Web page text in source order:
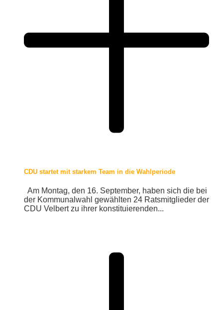
CDU startet mit starkem Team in die Wahlperiode
Am Montag, den 16. September, haben sich die bei
der Kommunalwahl gewählten 24 Ratsmitglieder der
CDU Velbert zu ihrer konstituierenden...